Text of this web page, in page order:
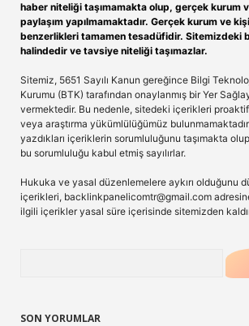
haber niteliği taşımamakta olup, gerçek kurum
paylaşım yapılmamaktadır. Gerçek kurum ve
benzerlikleri tamamen tesadüfidir. Sitemizdeki
halindedir ve tavsiye niteliği taşımazlar.
Sitemiz, 5651 Sayılı Kanun gereğince Bilgi
Kurumu (BTK) tarafından onaylanmış bir Yer
vermektedir. Bu nedenle, sitedeki içerikleri
veya araştırma yükümlülüğümüz
yazdıkları içeriklerin sorumluluğunu taşımakta
bu sorumluluğu kabul etmiş sayılırlar.
Hukuka ve yasal düzenlemelere aykırı olduğunu
içerikleri, backlinkpanelicomtr@gmail.com
ilgili içerikler yasal süre içerisinde sitemizden
SON YORUMLAR